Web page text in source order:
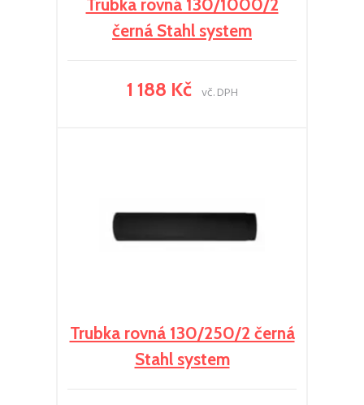
Trubka rovná 130/1000/2
černá Stahl system
1 188 Kč vč. DPH
Trubka rovná 130/250/2 černá
Stahl system